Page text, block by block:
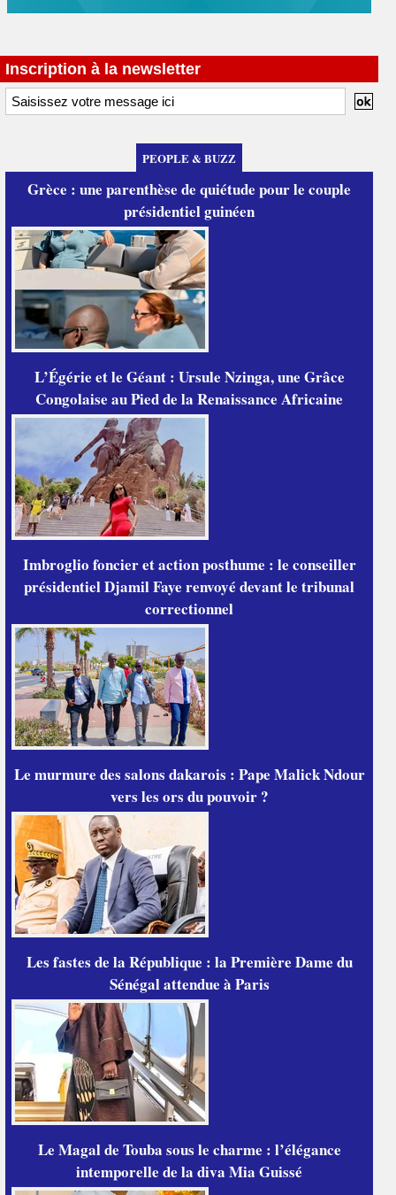
Inscription à la newsletter
PEOPLE & BUZZ
Grèce : une parenthèse de quiétude pour le couple
présidentiel guinéen
L’Égérie et le Géant : Ursule Nzinga, une Grâce
Congolaise au Pied de la Renaissance Africaine
Imbroglio foncier et action posthume : le conseiller
présidentiel Djamil Faye renvoyé devant le tribunal
correctionnel
Le murmure des salons dakarois : Pape Malick Ndour
vers les ors du pouvoir ?
Les fastes de la République : la Première Dame du
Sénégal attendue à Paris
Le Magal de Touba sous le charme : l’élégance
intemporelle de la diva Mia Guissé